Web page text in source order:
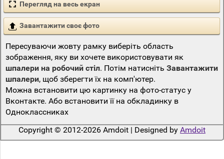
Перегляд на весь екран
Завантажити своє фото
Пересуваючи жовту рамку виберіть область
зображення, яку ви хочете використовувати як
шпалери на робочий стіл. Потім натисніть Завантажити
шпалери, щоб зберегти їх на комп'ютер.
Можна встановити цю картинку на фото-статус у
Вконтакте. Або встановити її на обкладинку в
Одноклассниках
Copyright © 2012-2026 Amdoit | Designed by Amdoit